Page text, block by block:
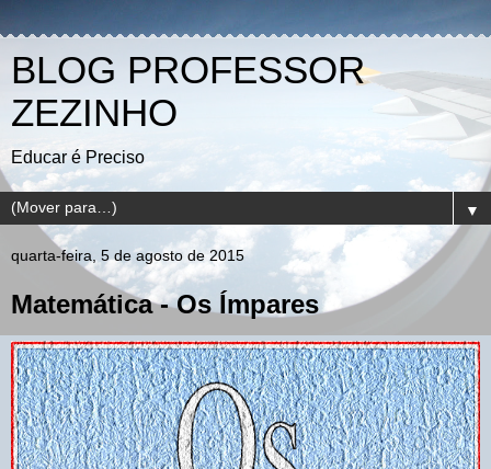
BLOG PROFESSOR
ZEZINHO
Educar é Preciso
▼
quarta-feira, 5 de agosto de 2015
Matemática - Os Ímpares